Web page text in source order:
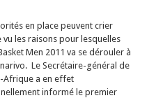
en place peuvent crier
vu les raisons pour lesquelles
Men 2011 va se dérouler à
Le Secrétaire-général de
Afrique a en effet
informé le premier